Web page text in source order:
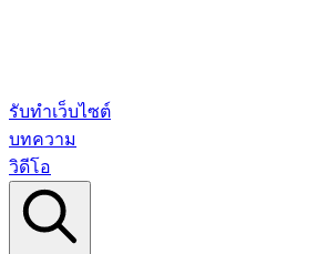
รับทำเว็บไซต์
บทความ
วิดีโอ